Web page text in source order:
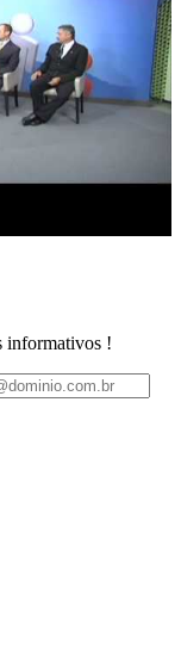
informativos !